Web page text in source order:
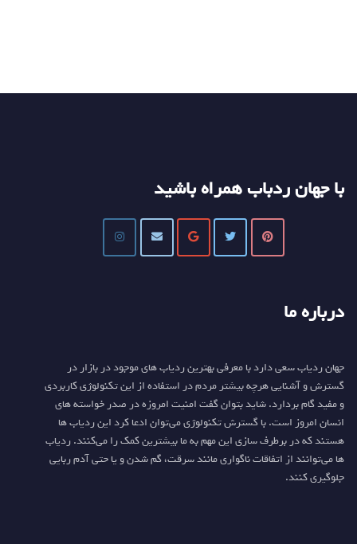
با جهان ردباب همراه باشید
درباره ما
جهان ردیاب سعی دارد با معرفی بهترین ردیاب های موجود در بازار در
گسترش و آشنایی هرچه بیشتر مردم در استفاده از این تکنولوژی کاربردی
و مفید گام بردارد. شاید بتوان گفت امنیت امروزه در صدر خواسته های
انسان امروز است. با گسترش تکنولوژی می‌توان ادعا کرد این ردیاب ها
هستند که در برطرف سازی این مهم به ما بیشترین کمک را می‌کنند. ردیاب
ها می‌توانند از اتفاقات ناگواری مانند سرقت، گم شدن و یا حتی آدم ربایی
جلوگیری کنند.